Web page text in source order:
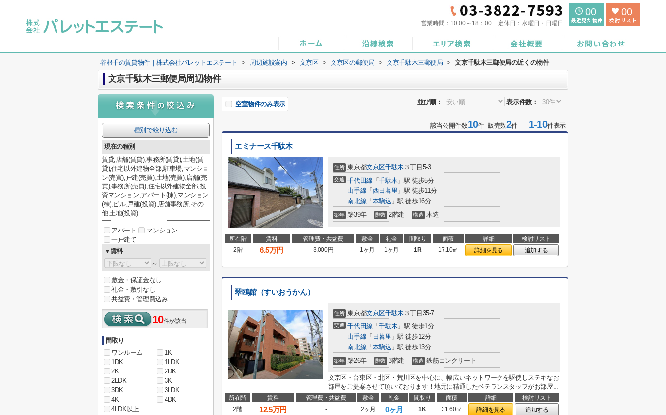
営業時間： 10:00～18：00 定休日： 水曜日・日曜日
00 00
谷根千の賃貸物件｜株式会社パレットエステート > 周辺施設案内 > 文京区 > 文京区の郵便局 > 文京千駄木三郵便局 > 文京千駄木三郵便局の近くの物件
文京千駄木三郵便局周辺物件
並び順： 表示件数：
空室物件のみ表示
該当公開件数10件 販売数2件1-10件表示
エミナース千駄木
住所 東京都文京区千駄木 ３丁目5-3
交通 千代田線 「千駄木 」駅 徒歩5分
山手線 「 西日暮里 」駅 徒歩11分
南北線 「 本駒込 」駅 徒歩16分
築年 築39年 階数 2階建 構造 木造
所在階 賃料 管理費・共益費 敷金 礼金 間取り 面積 詳細
検討リスト
2階
6.5万円 3,000円 1ヶ月 1ヶ月 1R 17.10㎡ 詳細を見る 追加する
翠鴎館（すいおうかん）
住所 東京都文京区千駄木 ３丁目35-7
交通 千代田線 「千駄木 」駅 徒歩1分
山手線 「 日暮里 」駅 徒歩12分
南北線 「 本駒込 」駅 徒歩13分
築年 築26年 階数 3階建 構造 鉄筋コンクリート
文京区・台東区・北区・荒川区を中心に、幅広いネットワークを駆使しステキなお
部屋をご提案させて頂いております！地元に精通したベテランスタッフがお部屋...
所在階 賃料 管理費・共益費 敷金 礼金 間取り 面積 詳細
検討リスト
2階
12.5万円 - 2ヶ月 0ヶ月 1K 31.60㎡ 詳細を見る 追加する
種別で絞り込む
現在の種別
賃貸,店舗(賃貸),事務所(賃貸),土地(賃
貸),住宅以外建物全部,駐車場,マンショ
ン(売買),戸建(売買),土地(売買),店舗(売
買),事務所(売買),住宅以外建物全部,投
資マンション,アパート(棟),マンション
(棟),ビル,戸建(投資),店舗事務所,その
他,土地(投資)
アパート
マンション
一戸建て
▼賃料
～
敷金・保証金なし
礼金・敷引なし
共益費・管理費込み
10件が該当
間取り
ワンルーム
1K
1DK
1LDK
2K
2DK
2LDK
3K
3DK
3LDK
4K
4DK
4LDK以上